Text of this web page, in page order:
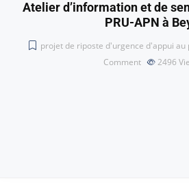
Atelier d’information et de
PRU-APN à
projet de riposte d'urgence d'appui
Comment
2496